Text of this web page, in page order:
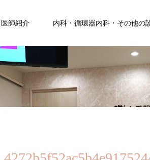
医師紹介 内科・循環器内科・その他の